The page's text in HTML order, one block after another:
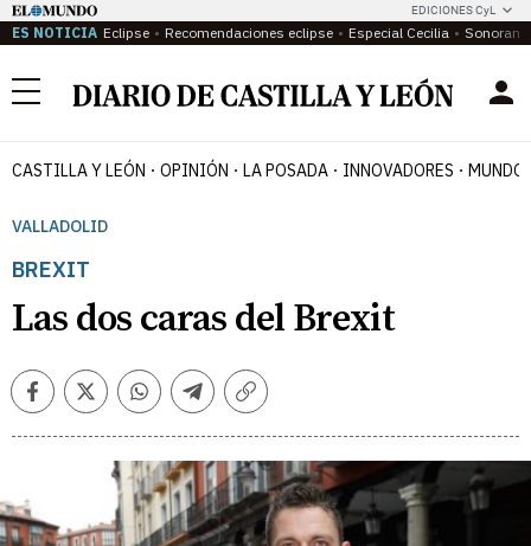
EDICIONES CyL
ES NOTICIA Eclipse Recomendaciones eclipse Especial Cecilia
Menú
CASTILLA Y LEÓN OPINIÓN LA POSADA INNOVADORES MUNDO
VALLADOLID
BREXIT
Las dos caras del Brexit
FacebookTwitterWhatsappTelegramCopiar